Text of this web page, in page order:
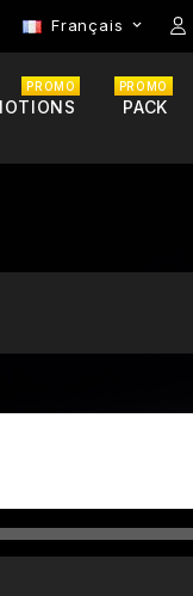
Français 
PROMO
PACK
PROMO